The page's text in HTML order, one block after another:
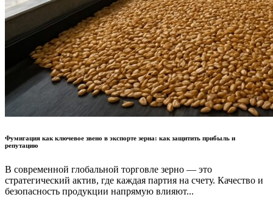
Фумигация как ключевое звено в экспорте зерна: как защитить прибыль и
репутацию
В современной глобальной торговле зерно — это
стратегический актив, где каждая партия на счету. Качество и
безопасность продукции напрямую влияют...